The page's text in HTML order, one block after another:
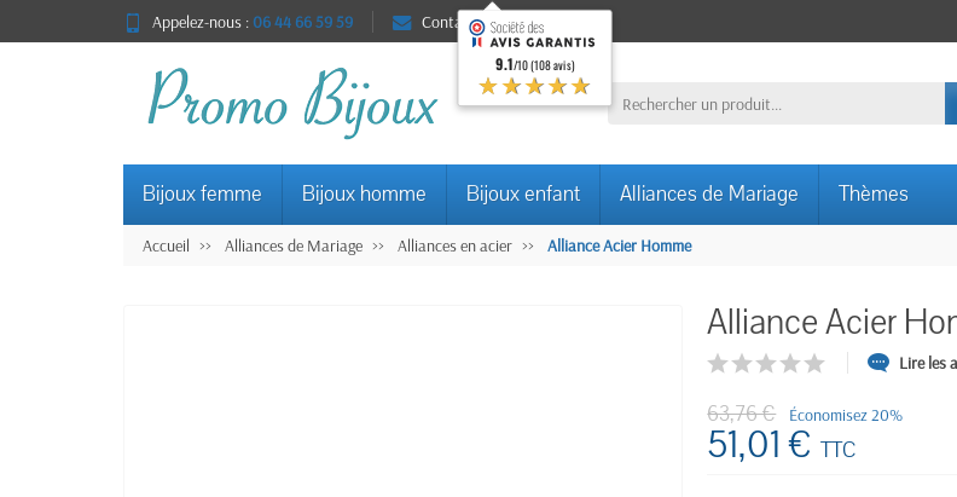
Appelez-nous : 06 44 66 59 59 Contact
Bijoux femme Bijoux homme Bijoux enfant Alliances de Mariage Thèmes
Accueil Alliances de Mariage Alliances en acier Alliance Acier Homme
Alliance Acier
Lire les
63,76 € Économisez 20%
51,01 €TTC
9.1/10 (108 avis)
★★★★★